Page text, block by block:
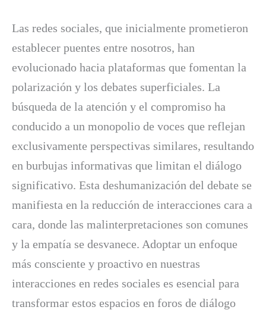
Las redes sociales, que inicialmente prometieron
establecer puentes entre nosotros, han
evolucionado hacia plataformas que fomentan la
polarización y los debates superficiales. La
búsqueda de la atención y el compromiso ha
conducido a un monopolio de voces que reflejan
exclusivamente perspectivas similares, resultando
en burbujas informativas que limitan el diálogo
significativo. Esta deshumanización del debate se
manifiesta en la reducción de interacciones cara a
cara, donde las malinterpretaciones son comunes
y la empatía se desvanece. Adoptar un enfoque
más consciente y proactivo en nuestras
interacciones en redes sociales es esencial para
transformar estos espacios en foros de diálogo